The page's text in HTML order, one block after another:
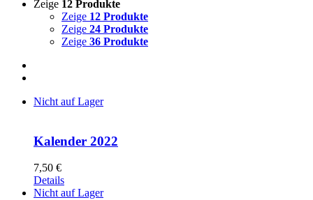
Zeige 12 Produkte
Zeige 12 Produkte
Zeige 24 Produkte
Zeige 36 Produkte
Nicht auf Lager
Kalender 2022
7,50 €
Details
Nicht auf Lager